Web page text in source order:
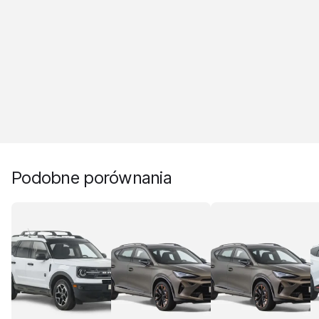
Podobne porównania